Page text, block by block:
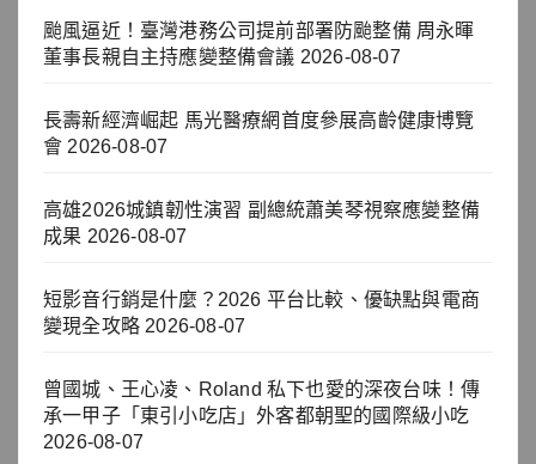
颱風逼近！臺灣港務公司提前部署防颱整備 周永暉
董事長親自主持應變整備會議 2026-08-07
長壽新經濟崛起 馬光醫療網首度參展高齡健康博覽
會 2026-08-07
高雄2026城鎮韌性演習 副總統蕭美琴視察應變整備
成果 2026-08-07
短影音行銷是什麼？2026 平台比較、優缺點與電商
變現全攻略 2026-08-07
曾國城、王心凌、Roland 私下也愛的深夜台味！傳
承一甲子「東引小吃店」外客都朝聖的國際級小吃
2026-08-07